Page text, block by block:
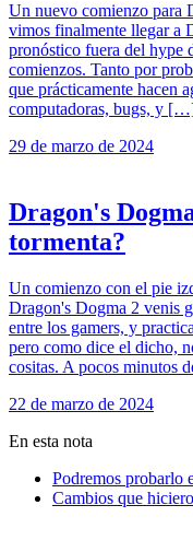
Un nuevo comienzo para
vimos finalmente llegar a
pronóstico fuera del hype
comienzos. Tanto por
que prácticamente hacen
computadoras, bugs, y
29 de marzo de 2024
Dragon's
tormenta?
Un comienzo con el pie
Dragon's Dogma 2 venis
entre los gamers, y
pero como dice el dicho,
cositas. A pocos minutos
22 de marzo de 2024
En esta nota
Podremos probarlo
Cambios que